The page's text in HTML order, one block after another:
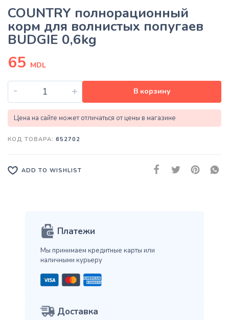
COUNTRY полнорационный
корм для волнистых попугаев
BUDGIE 0,6kg
65 MDL
- + В корзину
Цена на сайте может отличаться от цены в магазине
КОД ТОВАРА: 652702
ADD TO WISHLIST
Платежи
Мы принимаем кредитные карты или
наличными курьеру
Доставка